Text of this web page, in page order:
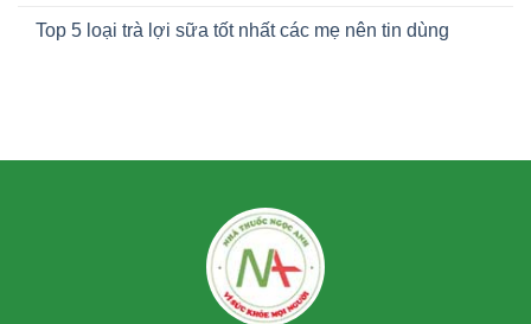
Top 5 loại trà lợi sữa tốt nhất các mẹ nên tin dùng